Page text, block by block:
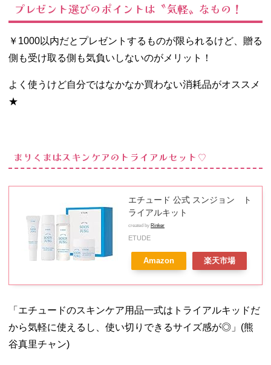
る保湿アイ
テム♡
− ありぽん
はリラック
ス重視のバ
スアイテム
♡
ブーケ♡
プレゼント選びのポイントは〝気軽〟なもの！
￥1000以内だとプレゼントするものが限られるけど、贈る
側も受け取る側も気負いしないのがメリット！
よく使うけど自分ではなかなか買わない消耗品がオススメ
★
まりくまはスキンケアのトライアルセット♡
エチュード 公式 スンジョン ト
ライアルキット
created by Rinker
ETUDE
Amazon 楽天市場
「エチュードのスキンケア用品一式はトライアルキッドだ
から気軽に使えるし、使い切りできるサイズ感が◎」(熊
谷真里チャン)